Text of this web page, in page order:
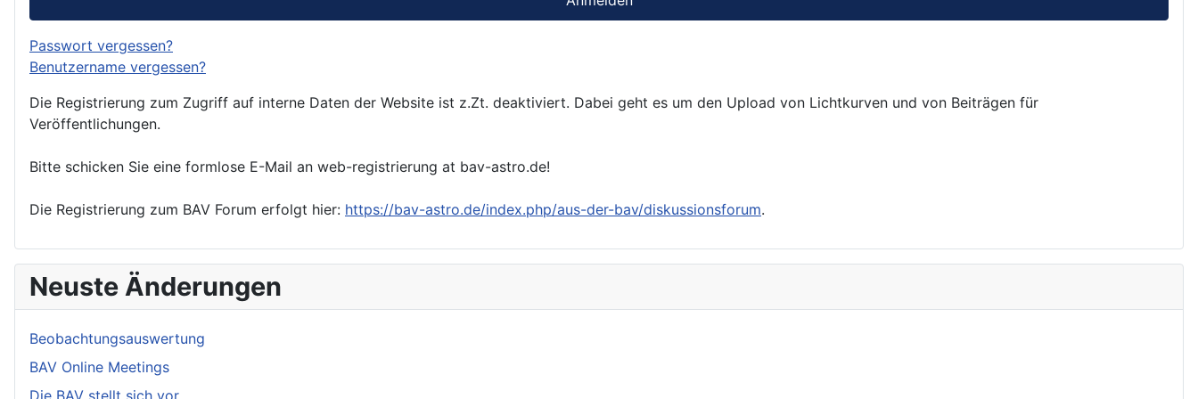
Passwort vergessen?
Benutzername vergessen?
Die Registrierung zum Zugriff auf interne Daten der Website ist z.Zt. deaktiviert. Dabei geht es um den Upload von Lichtkurven und von Beiträgen für
Veröffentlichungen.
Bitte schicken Sie eine formlose E-Mail an web-registrierung at bav-astro.de!
Die Registrierung zum BAV Forum erfolgt hier: https://bav-astro.de/index.php/aus-der-bav/diskussionsforum.
Neuste Änderungen
Beobachtungsauswertung
BAV Online Meetings
Die BAV stellt sich vor